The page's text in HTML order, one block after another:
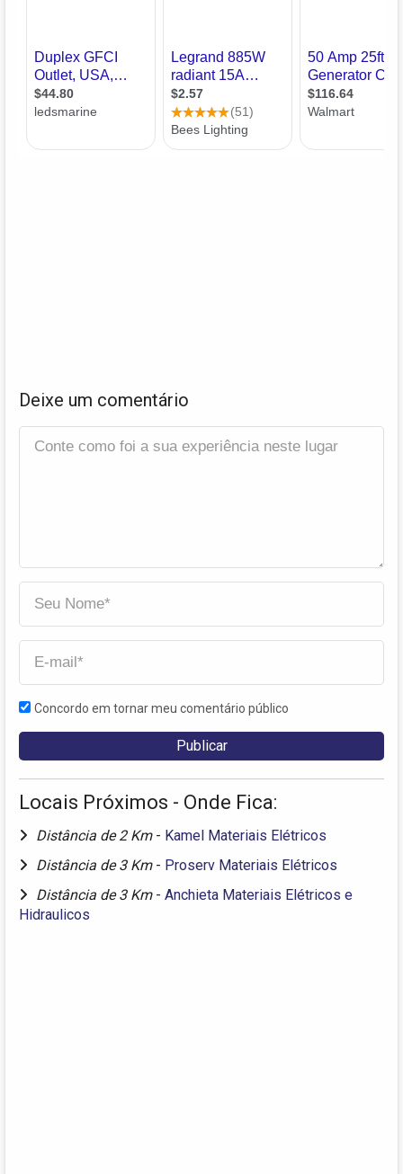
Deixe um comentário
Concordo em tornar meu comentário público
Locais Próximos - Onde Fica:
Distância de 2 Km - Kamel Materiais Elétricos
Distância de 3 Km - Proserv Materiais Elétricos
Distância de 3 Km - Anchieta Materiais Elétricos e
Hidraulicos